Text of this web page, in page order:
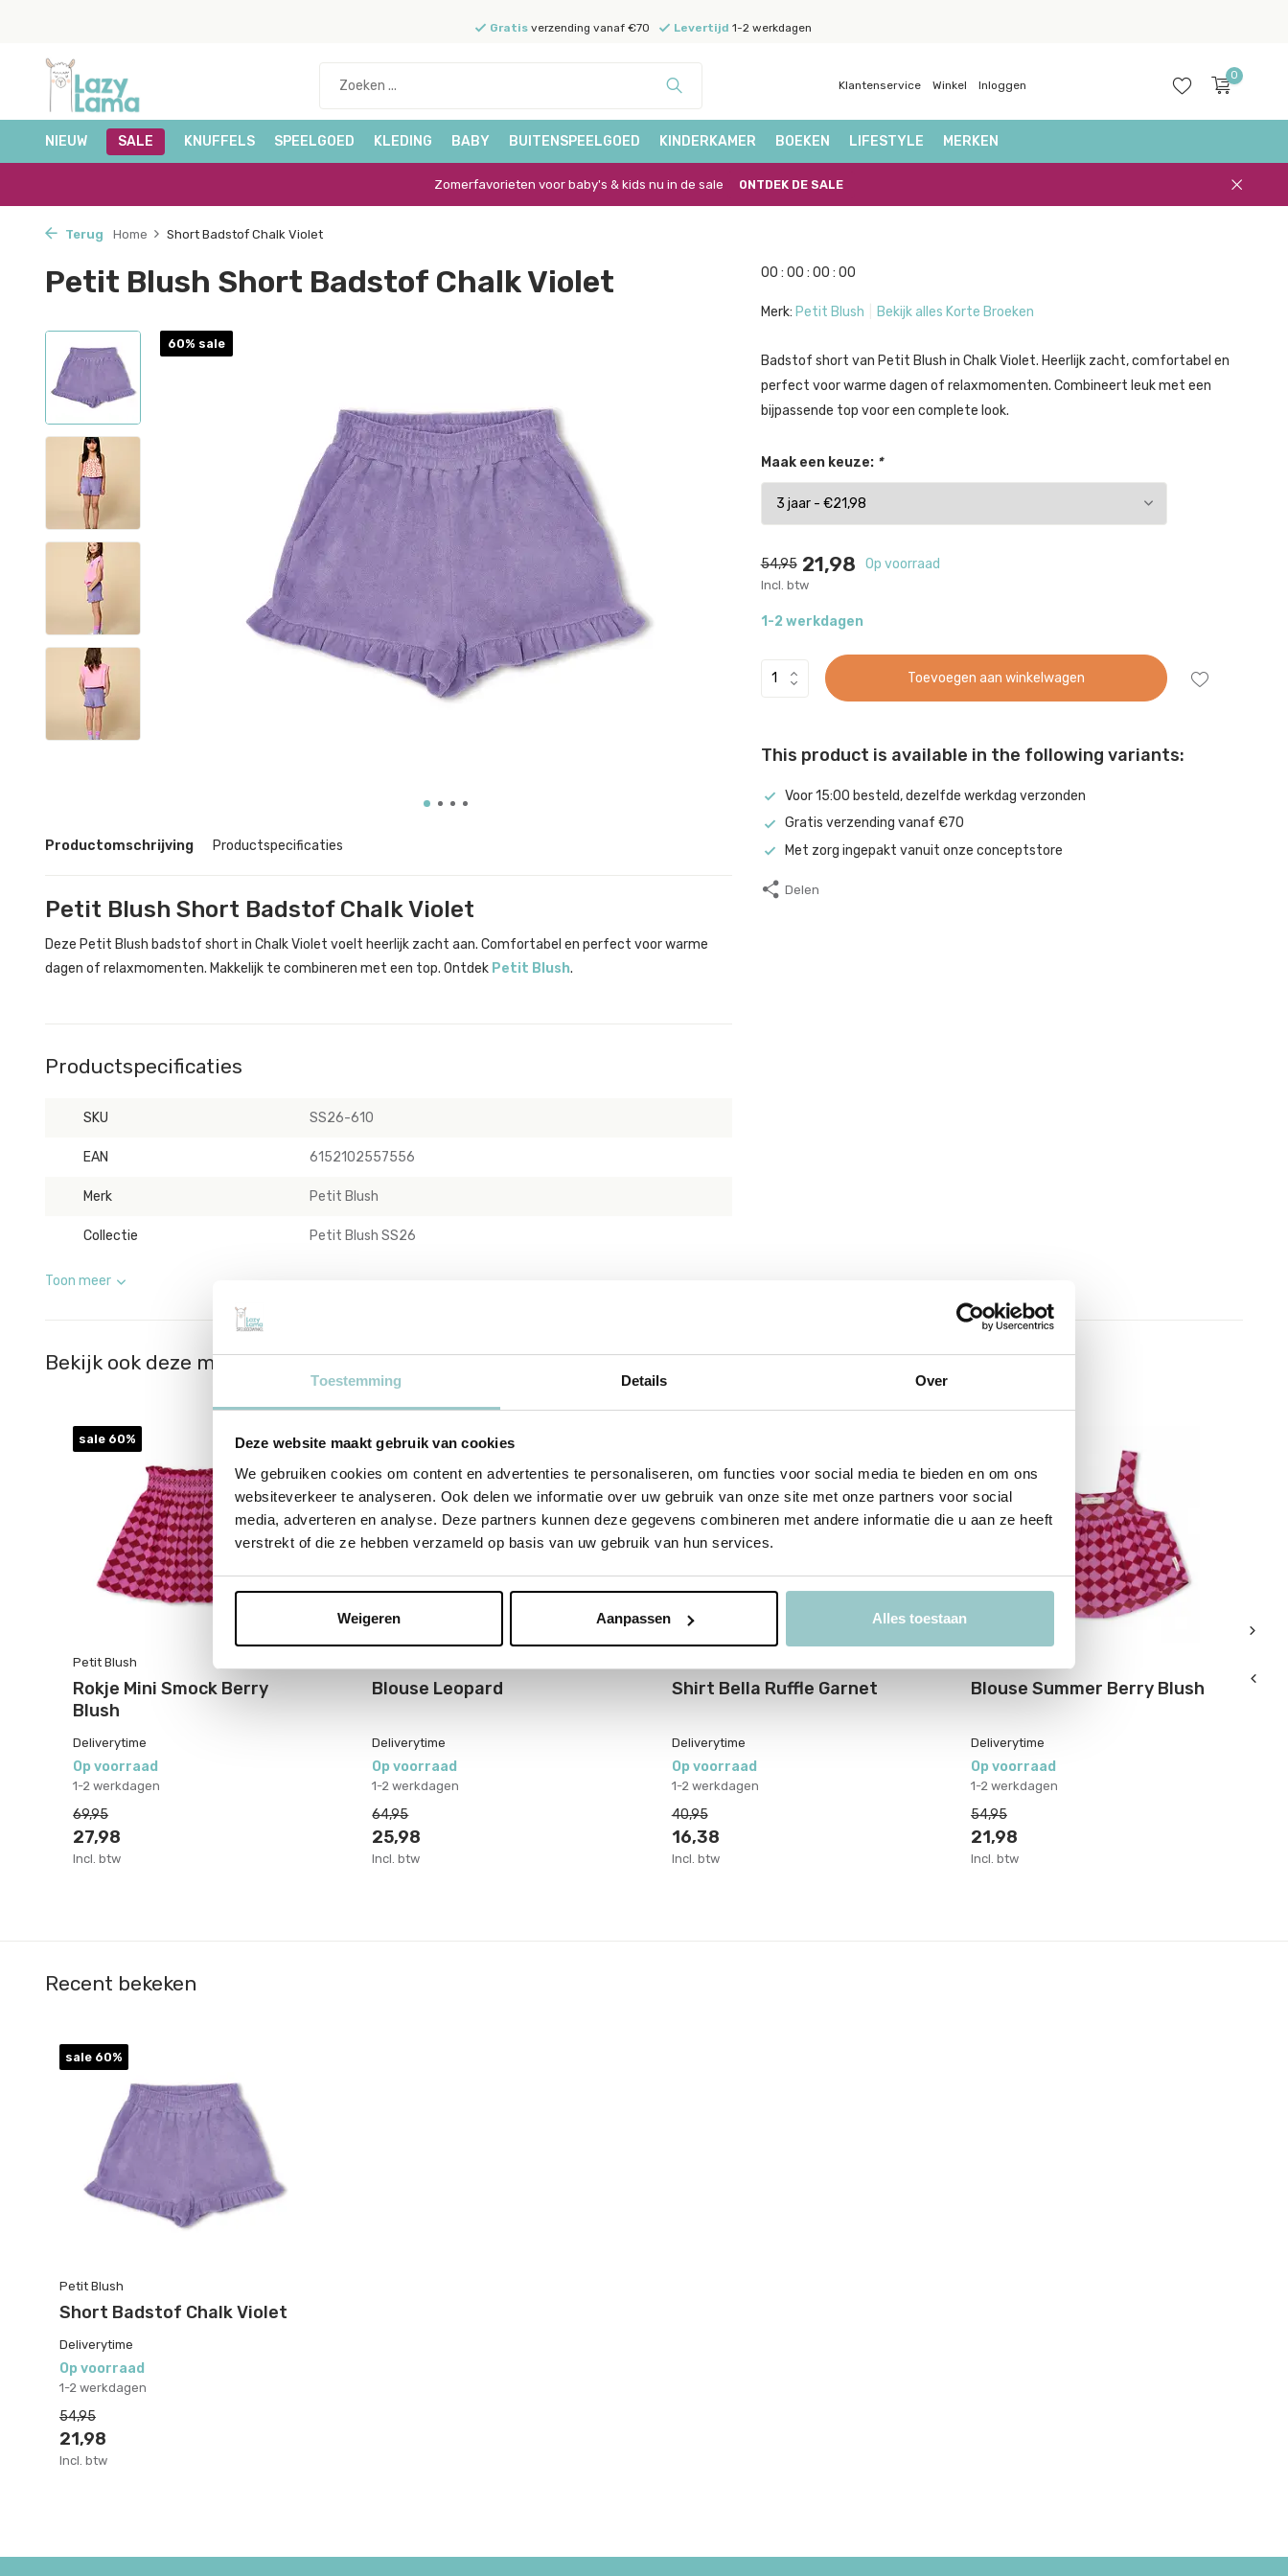
Toestemming Details Over
Deze website maakt gebruik van cookies
We gebruiken cookies om content en advertenties te personaliseren, om functies voor social media te bieden en om ons
websiteverkeer te analyseren. Ook delen we informatie over uw gebruik van onze site met onze partners voor social
media, adverteren en analyse. Deze partners kunnen deze gegevens combineren met andere informatie die u aan ze heeft
verstrekt of die ze hebben verzameld op basis van uw gebruik van hun services.
Weigeren Aanpassen Alles toestaan
Gratisverzending vanaf €70 Levertijd 1-2 werkdagen
Klantenservice Winkel Inloggen
0
NIEUW SALE KNUFFELS SPEELGOED KLEDING BABY BUITENSPEELGOED KINDERKAMER BOEKEN LIFESTYLE MERKEN
Zomerfavorieten voor baby's & kids nu in de sale ONTDEK DE SALE
Terug Home Short Badstof Chalk Violet
Petit Blush Short Badstof Chalk Violet
60% sale
Productomschrijving Productspecificaties
Petit Blush Short Badstof Chalk Violet
Deze Petit Blush badstof short in Chalk Violet voelt heerlijk zacht aan. Comfortabel en perfect voor warme
dagen of relaxmomenten. Makkelijk te combineren met een top. Ontdek Petit Blush.
Productspecificaties
SKU SS26-610
EAN 6152102557556
Merk Petit Blush
Collectie Petit Blush SS26
Toon meer
00 : 00 : 00 : 00
Merk: Petit Blush Bekijk alles Korte Broeken
Badstof short van Petit Blush in Chalk Violet. Heerlijk zacht, comfortabel en
perfect voor warme dagen of relaxmomenten. Combineert leuk met een
bijpassende top voor een complete look.
Maak een keuze: *
54,95 21,98 Op voorraad
Incl. btw
1-2 werkdagen
Toevoegen aan winkelwagen
This product is available in the following variants:
Voor 15:00 besteld, dezelfde werkdag verzonden
Gratis verzending vanaf €70
Met zorg ingepakt vanuit onze conceptstore
Delen
Bekijk ook deze must-haves
sale 60%
Petit Blush
Rokje Mini Smock Berry
Blush
Deliverytime
Op voorraad
1-2 werkdagen
69,95
27,98
Incl. btw
sale 60%
Blouse Leopard
Deliverytime
Op voorraad
1-2 werkdagen
64,95
25,98
Incl. btw
Shirt Bella Ruffle Garnet
Deliverytime
Op voorraad
1-2 werkdagen
40,95
16,38
Incl. btw
Blouse Summer Berry Blush
Deliverytime
Op voorraad
1-2 werkdagen
54,95
21,98
Incl. btw
Recent bekeken
sale 60%
Petit Blush
Short Badstof Chalk Violet
Deliverytime
Op voorraad
1-2 werkdagen
54,95
21,98
Incl. btw